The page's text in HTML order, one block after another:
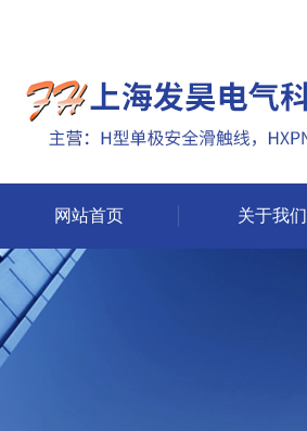
网站首页 关于我们